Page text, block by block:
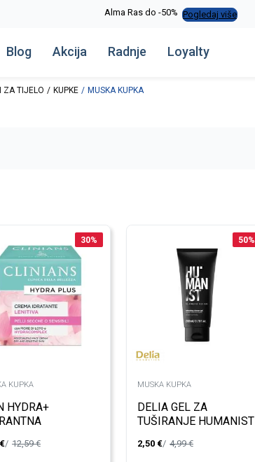
Alma Ras do -50% Pogledaj više
Blog Akcija Radnje Loyalty
ZA TIJELO KUPKE MUSKA KUPKA
30%
KUPKA
HYDRA+
OSJETLJIVA
€ 12,59€
50%
MUSKA KUPKA
DELIA GEL ZA
TUŠIRANJE HUMANIST
2,50 € 4,99€